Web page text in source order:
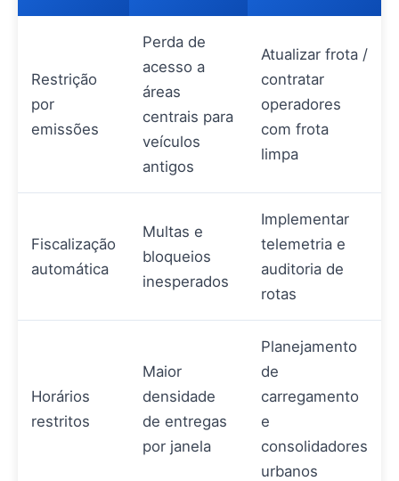
Restrição
por
emissões
Perda de
acesso a
áreas
centrais para
veículos
antigos
Atualizar frota /
contratar
operadores
com frota
limpa
Fiscalização
automática
Multas e
bloqueios
inesperados
Implementar
telemetria e
auditoria de
rotas
Horários
restritos
Maior
densidade
de entregas
por janela
Planejamento
de
carregamento
e
consolidadores
urbanos